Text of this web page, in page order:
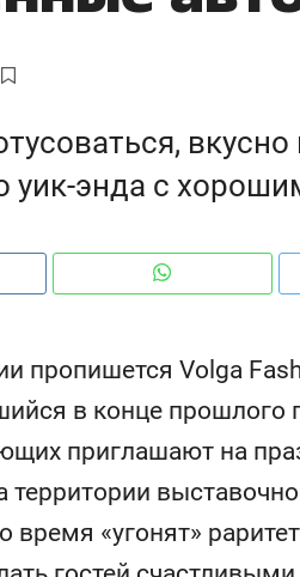
уик-энда с
пропишется Volga
в конце
приглашают на
территории
время «угонят»
ЖК «Иволга» в Зеленодольске
сегодня
а людей,
Они
Опыт
с